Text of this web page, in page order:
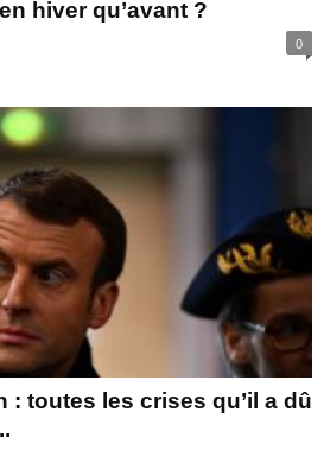
hiver qu’avant ?
0
: toutes les crises qu’il a dû